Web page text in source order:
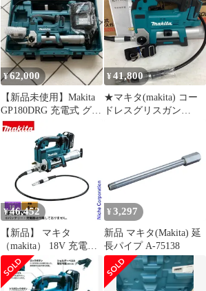
¥62,000
【新品未使用】Makita
GP180DRG 充電式 グリ
ースガン 18V
¥41,800
★マキタ(makita) コー
ドレスグリスガン
¥46,452
【新品】 マキタ
（makita） 18V 充電式
グリスガン 本体のみ
GP180DZ 工具 バッテ
リ・充電器別売 電動 グ
¥ 3,297
新品 マキタ(Makita) 延
長パイプ A-75138